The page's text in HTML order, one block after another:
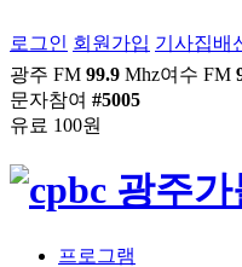
로그인 회원가입 기사집배
광주 FM 99.9 Mhz여수 FM
문자참여 #5005
유료 100원
프로그램